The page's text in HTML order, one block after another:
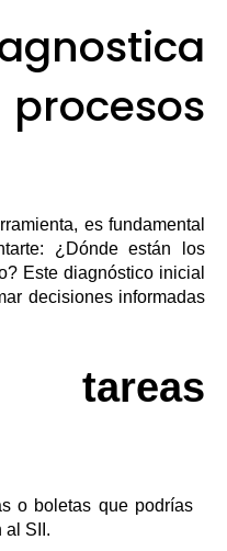
es fundamental
¿Dónde están los
Este diagnóstico inicial
decisiones informadas
tareas
o boletas que podrías
al SII.